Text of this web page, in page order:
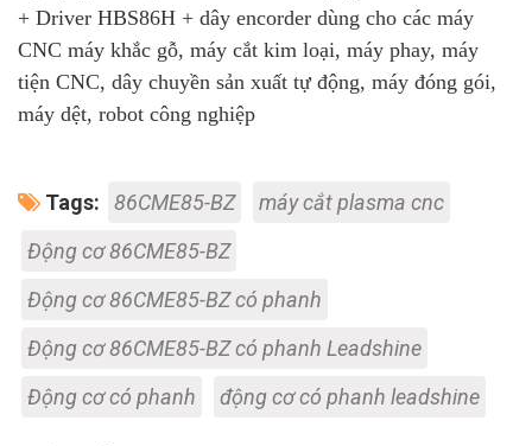
+ Driver HBS86H + dây encorder dùng cho các máy
CNC máy khắc gỗ, máy cắt kim loại, máy phay, máy
tiện CNC, dây chuyền sản xuất tự động, máy đóng gói,
máy dệt, robot công nghiệp
Tags: 86CME85-BZ
máy cắt plasma cnc
Động cơ 86CME85-BZ
Động cơ 86CME85-BZ có phanh
Động cơ 86CME85-BZ có phanh Leadshine
Động cơ có phanh
động cơ có phanh leadshine